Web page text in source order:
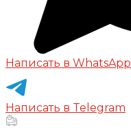
Написать в WhatsApp
Написать в Telegram